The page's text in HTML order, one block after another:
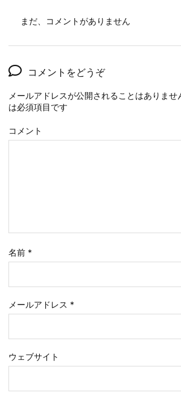
まだ、コメントがありません
コメントをどうぞ
メールアドレスが公開されることはありませ
は必須項目です
コメント
名前 *
メールアドレス *
ウェブサイト